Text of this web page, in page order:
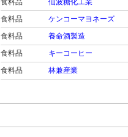
食料品 仙波糖化工業
食料品
ケンコーマヨネーズ
食料品
養命酒製造
食料品
キーコーヒー
食料品
林兼産業